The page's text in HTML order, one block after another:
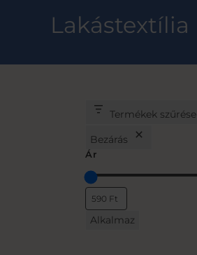
Lakástextília
Termékek szűrése
Bezárás
Ár
Alkalmaz